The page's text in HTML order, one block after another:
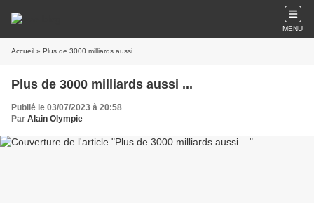
MENU
Accueil » Plus de 3000 milliards aussi ...
Plus de 3000 milliards aussi ...
Publié le 03/07/2023 à 20:58
Par Alain Olympie